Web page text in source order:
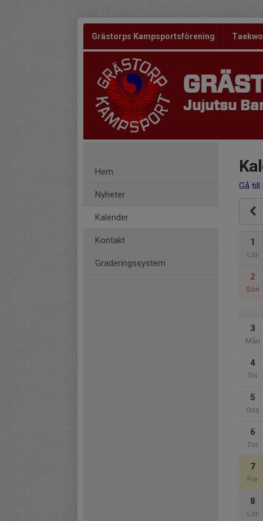
Grästorps Kampsportsförening
Jujutsu
Hem
Nyheter
Kalender
Kontakt
Graderingssystem
Gå till
1
Lör
2
Sön
3
Mån
4
Tis
5
Ons
6
Tor
7
Fre
8
Lör